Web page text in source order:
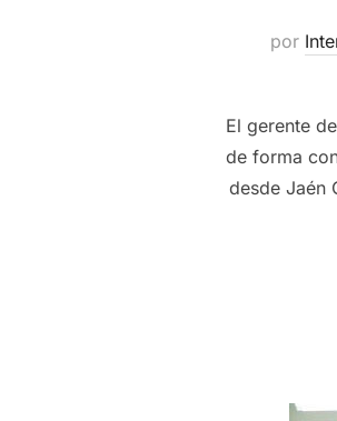
por
El gerente
de forma
desde Jaén